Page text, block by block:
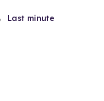
Last minute